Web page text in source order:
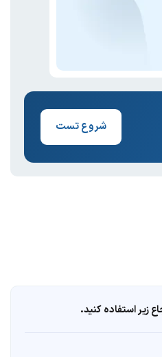
شروع تست
زیر استفاده کنید.